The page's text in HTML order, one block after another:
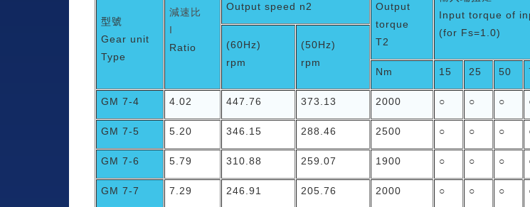
型號
Gear unit
Type
減速比
Ratio
Output speed n2
Output
torque
T2
Input torque of
(for Fs=1.0)
(60Hz)
rpm
(50Hz)
rpm
Nm
15 25 50
GM 7-4 4.02 447.76 373.13 2000 ○ ○ ○
GM 7-5 5.20 346.15 288.46 2500 ○ ○ ○
GM 7-6 5.79 310.88 259.07 1900 ○ ○ ○
GM 7-7 7.29 246.91 205.76 2000 ○ ○ ○